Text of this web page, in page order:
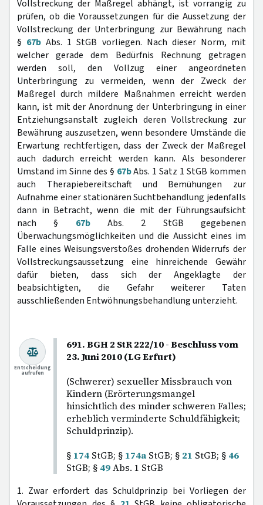
Vollstreckung der Maßregel abhängt, ist vorrangig zu
prüfen, ob die Voraussetzungen für die Aussetzung der
Vollstreckung der Unterbringung zur Bewährung nach
§ 67b Abs. 1 StGB vorliegen. Nach dieser Norm, mit
welcher gerade dem Bedürfnis Rechnung getragen
werden soll, den Vollzug einer angeordneten
Unterbringung zu vermeiden, wenn der Zweck der
Maßregel durch mildere Maßnahmen erreicht werden
kann, ist mit der Anordnung der Unterbringung in einer
Entziehungsanstalt zugleich deren Vollstreckung zur
Bewährung auszusetzen, wenn besondere Umstände die
Erwartung rechtfertigen, dass der Zweck der Maßregel
auch dadurch erreicht werden kann. Als besonderer
Umstand im Sinne des § 67bAbs. 1 Satz 1 StGB kommen
auch Therapiebereitschaft und Bemühungen zur
Aufnahme einer stationären Suchtbehandlung jedenfalls
dann in Betracht, wenn die mit der Führungsaufsicht
nach § 67bAbs. 2 StGB gegebenen
Überwachungsmöglichkeiten und die Aussicht eines im
Falle eines Weisungsverstoßes drohenden Widerrufs der
Vollstreckungsaussetzung eine hinreichende Gewähr
dafür bieten, dass sich der Angeklagte der
beabsichtigten, die Gefahr weiterer Taten
ausschließenden Entwöhnungsbehandlung unterzieht.
691. BGH 2 StR 222/10 - Beschluss vom
23. Juni 2010 (LG Erfurt)
(Schwerer) sexueller Missbrauch von
Kindern (Erörterungsmangel
hinsichtlich des minder schweren Falles;
erheblich verminderte Schuldfähigkeit;
Schuldprinzip).
§ 174 StGB; § 174a StGB; § 21 StGB; § 46
StGB; § 49Abs. 1 StGB
Entscheidung
aufrufen
1. Zwar erfordert das Schuldprinzip bei Vorliegen der